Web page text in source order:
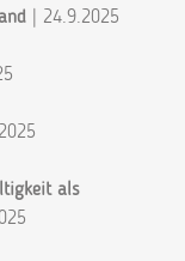
| 24.9.2025
als